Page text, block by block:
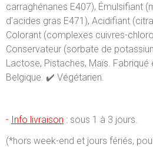
carraghénanes E407), Émulsifiant
d'acides gras E471), Acidifiant
Colorant (complexes cuivres-
Conservateur (sorbate de
Lactose, Pistaches, Maïs. Fabriqué
Belgique. ✔️ Végétarien.
- Info livraison : sous 1 à 3 jours.
(*hors week-end et jours fériés,